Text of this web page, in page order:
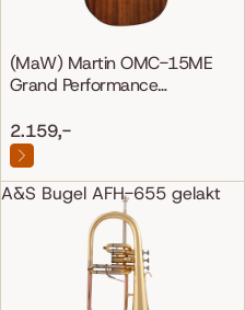
(MaW) Martin OMC-15ME
Grand Performance
2.159,-
A&S Bugel AFH-655 gelakt